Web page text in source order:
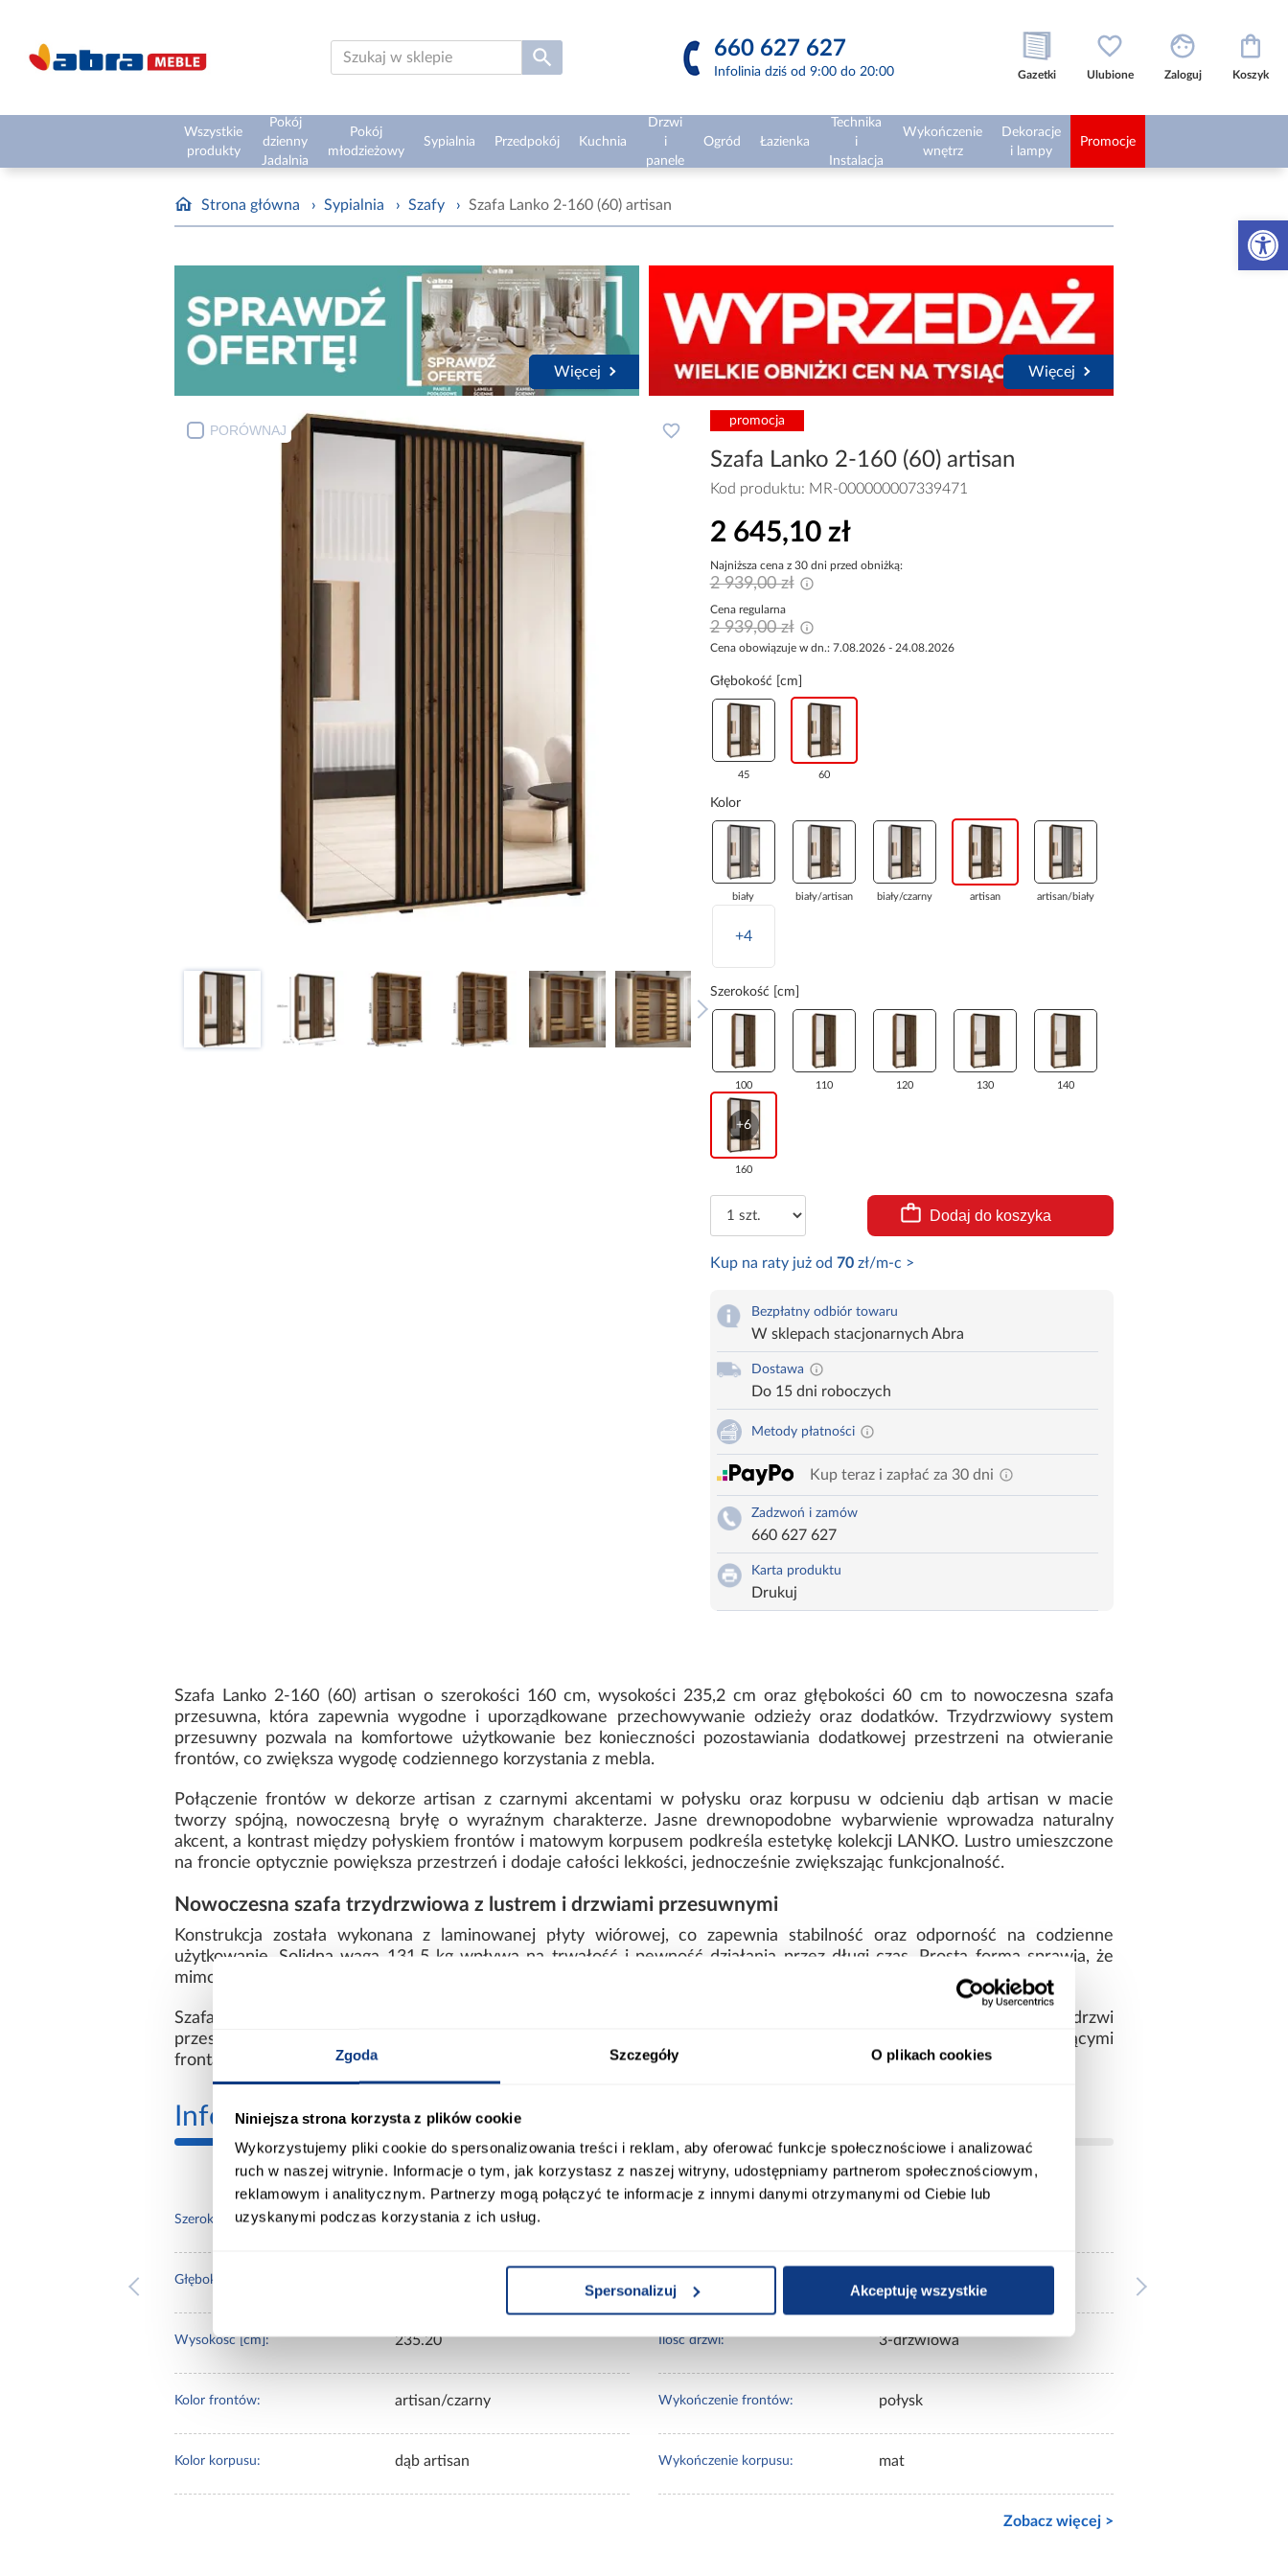
Zgoda Szczegóły O plikach cookies
Niniejsza strona korzysta z plików cookie
Wykorzystujemy pliki cookie do spersonalizowania treści i reklam, aby oferować funkcje społecznościowe i analizować
ruch w naszej witrynie. Informacje o tym, jak korzystasz z naszej witryny, udostępniamy partnerom społecznościowym,
reklamowym i analitycznym. Partnerzy mogą połączyć te informacje z innymi danymi otrzymanymi od Ciebie lub
uzyskanymi podczas korzystania z ich usług.
Spersonalizuj Akceptuję wszystkie
Otwórz
660 627 627
Infolinia dziś od 9:00 do 20:00 Gazetki Ulubione Zaloguj Koszyk
Wszystkie
produkty
Pokój
dzienny
Jadalnia
Pokój
młodzieżowy
Sypialnia Przedpokój Kuchnia
Drzwi
i
panele
Ogród Łazienka
Technika
i
Instalacja
Wykończenie
wnętrz
Dekoracje
i lampy
Promocje
Strona główna › Sypialnia › Szafy › Szafa Lanko 2-160 (60) artisan
Więcej Więcej
PORÓWNAJ
promocja
Szafa Lanko 2-160 (60) artisan
Kod produktu: MR-000000007339471
2 645,10 zł
Najniższa cena z 30 dni przed obniżką:
2 939,00 zł
Cena regularna
2 939,00 zł
Cena obowiązuje w dn.: 7.08.2026 - 24.08.2026
Głębokość [cm]
45 60
Kolor
biały biały/artisan biały/czarny artisan artisan/biały
+4
Szerokość [cm]
100 110 120 130 140
+6
160
Dodaj do koszyka
Kup na raty już od 70zł/m-c >
Bezpłatny odbiór towaru
W sklepach stacjonarnych Abra
Dostawa
Do 15 dni roboczych
Metody płatności
Kup teraz i zapłać za 30 dni
Zadzwoń i zamów
660 627 627
Karta produktu
Drukuj
Szafa Lanko 2-160 (60) artisan o szerokości 160 cm, wysokości 235,2 cm oraz głębokości 60 cm to nowoczesna szafa
przesuwna, która zapewnia wygodne i uporządkowane przechowywanie odzieży oraz dodatków. Trzydrzwiowy system
przesuwny pozwala na komfortowe użytkowanie bez konieczności pozostawiania dodatkowej przestrzeni na otwieranie
frontów, co zwiększa wygodę codziennego korzystania z mebla.
Połączenie frontów w dekorze artisan z czarnymi akcentami w połysku oraz korpusu w odcieniu dąb artisan w macie
tworzy spójną, nowoczesną bryłę o wyraźnym charakterze. Jasne drewnopodobne wybarwienie wprowadza naturalny
akcent, a kontrast między połyskiem frontów i matowym korpusem podkreśla estetykę kolekcji LANKO. Lustro umieszczone
na froncie optycznie powiększa przestrzeń i dodaje całości lekkości, jednocześnie zwiększając funkcjonalność.
Nowoczesna szafa trzydrzwiowa z lustrem i drzwiami przesuwnymi
Konstrukcja została wykonana z laminowanej płyty wiórowej, co zapewnia stabilność oraz odporność na codzienne
użytkowanie. Solidna waga 131,5 kg wpływa na trwałość i pewność działania przez długi czas. Prosta forma sprawia, że
mimo dużych wymiarów szafa prezentuje się estetycznie i nowocześnie w różnych aranżacjach.
Szafa Lanko 2-160 artisan dostarczana jest do samodzielnego montażu i łączy pojemne wnętrze, wygodny system drzwi
przesuwnych oraz nowoczesne wykończenie w dekorze dąb artisan z eleganckimi czarnymi detalami i połyskującymi
frontami.
Informacje Transport Informacje o produkcie
Szerokość [cm]: 160.00
Głębokość [cm]:
Wysokość [cm]: 235.20
Kolor frontów: artisan/czarny
Kolor korpusu: dąb artisan
Ilość drzwi: 3-drzwiowa
Wykończenie frontów: połysk
Wykończenie korpusu: mat
Zobacz więcej >